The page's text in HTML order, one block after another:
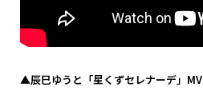
▲辰巳ゆうと「星くずセレナーデ」MV